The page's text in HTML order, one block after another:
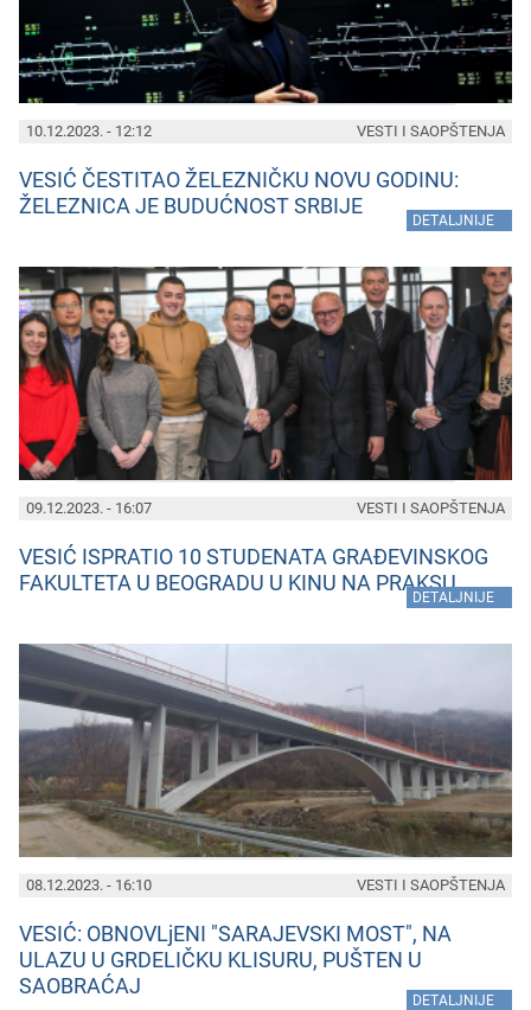
10.12.2023. - 12:12
VESIĆ ČESTITAO ŽELEZNIČKU NOVU GODINU:
ŽELEZNICA JE BUDUĆNOST SRBIJE
DETALJNIJE
VESTI I SAOPŠTENJA
09.12.2023. - 16:07
VESIĆ ISPRATIO 10 STUDENATA GRAĐEVINSKOG
FAKULTETA U BEOGRADU U KINU NA PRAKSU
DETALJNIJE
VESTI I SAOPŠTENJA
08.12.2023. - 16:10
VESIĆ: OBNOVLjENI "SARAJEVSKI MOST", NA
ULAZU U GRDELIČKU KLISURU, PUŠTEN U
SAOBRAĆAJ
DETALJNIJE
VESTI I SAOPŠTENJA